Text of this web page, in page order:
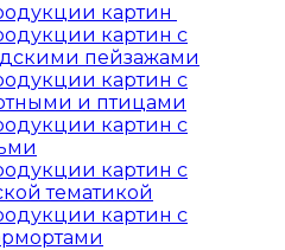
картин
картин с
пейзажами
картин с
и птицами
картин с
картин с
тематикой
картин с